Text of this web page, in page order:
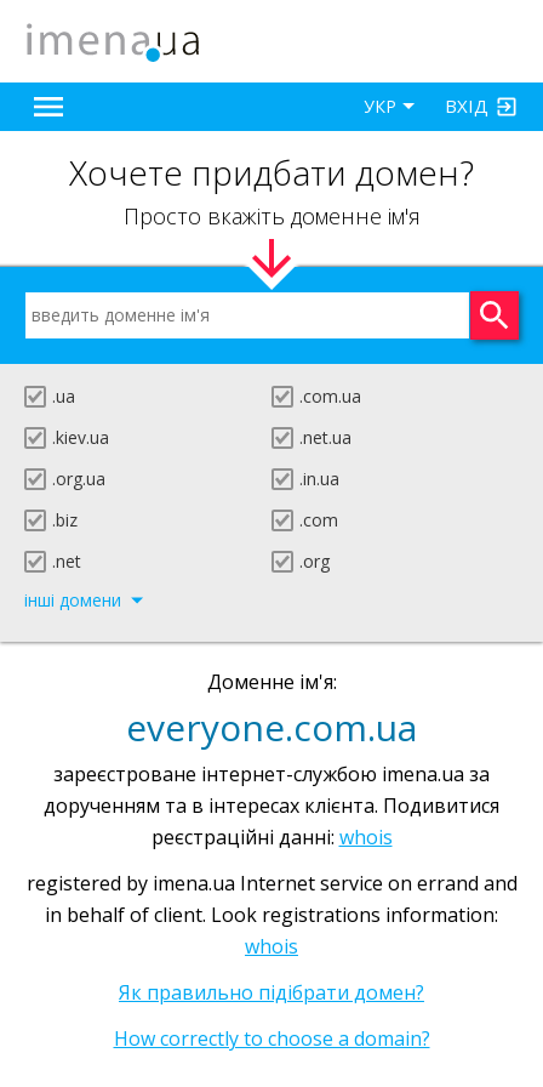
ВХІД
УКР
Хочете придбати домен?
Просто вкажіть доменне ім'я
.ua
.com.ua
.kiev.ua
.net.ua
.org.ua
.in.ua
.biz
.com
.net
.org
інші домени
Доменне ім'я:
everyone.com.ua
зареєстроване інтернет-службою imena.ua за
дорученням та в інтересах клієнта. Подивитися
реєстраційні данні: whois
registered by imena.ua Internet service on errand and
in behalf of client. Look registrations information:
whois
Як правильно підібрати домен?
How correctly to choose a domain?